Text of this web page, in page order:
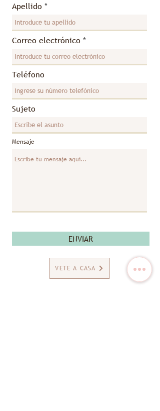
Apellido
Correo electrónico
Teléfono
Sujeto
Mensaje
ENVIAR
VETE A CASA